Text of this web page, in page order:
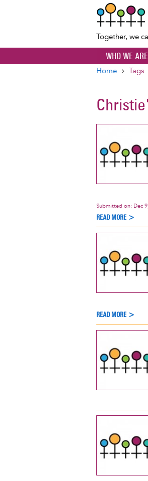
Together, we
WHO WE ARE
Home Tags
Submitted on: Dec
READ MORE >
READ MORE >